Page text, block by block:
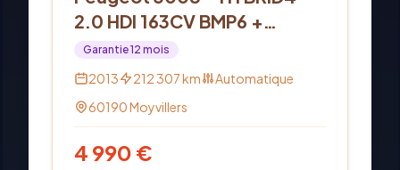
2.0 HDI 163CV BMP6 +
Electric 37CV
Garantie12 mois
2013 212 307km
Automatique
60190Moyvillers
4 990 €